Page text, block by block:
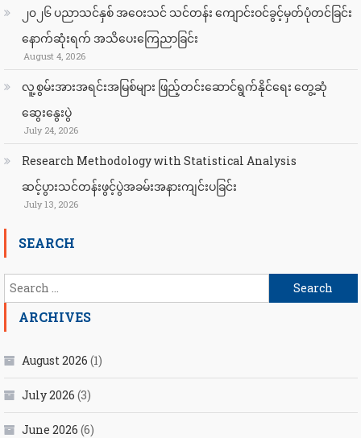
၂၀၂၆ ပညာသင်နှစ် အဝေးသင် သင်တန်း ကျောင်းဝင်ခွင့်မှတ်ပုံတင်ခြင်း
နောက်ဆုံးရက် အသိပေးကြေညာခြင်း
August 4, 2026
လူ့စွမ်းအားအရင်းအမြစ်များ ဖြည့်တင်းဆောင်ရွက်နိုင်ရေး တွေ့ဆုံ
ဆွေးနွေးပွဲ
July 24, 2026
Research Methodology with Statistical Analysis
ဆင့်ပွားသင်တန်းဖွင့်ပွဲအခမ်းအနားကျင်းပခြင်း
July 13, 2026
SEARCH
Search
for:
ARCHIVES
August 2026 (1)
July 2026 (3)
June 2026 (6)